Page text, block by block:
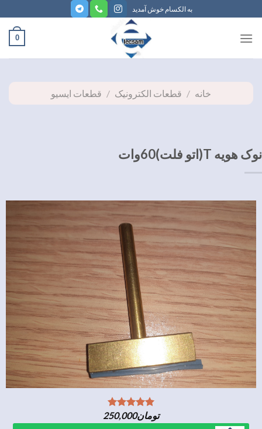
محتوا
بروید
به الکسام خوش آمدید
0
خانه / قطعات الکترونیک / قطعات ایسیو
نوک هویه T(اتو فلت)60وات
تومان250,000